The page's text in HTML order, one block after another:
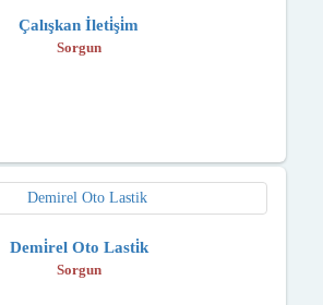
Çalışkan İleti̇şi̇m
Sorgun
Demi̇rel Oto Lasti̇k
Sorgun